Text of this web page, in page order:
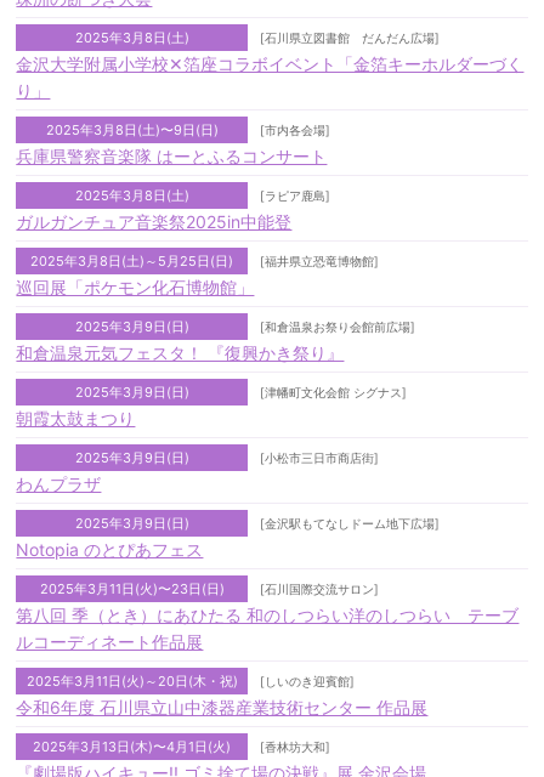
2025年3月8日(土) [石川県立図書館 だんだん広場]
金沢大学附属小学校✕箔座コラボイベント「金箔キーホルダーづく
り」
2025年3月8日(土)〜9日(日) [市内各会場]
兵庫県警察音楽隊 はーとふるコンサート
2025年3月8日(土) [ラピア鹿島]
ガルガンチュア音楽祭2025in中能登
2025年3月8日(土)～5月25日(日) [福井県立恐竜博物館]
巡回展「ポケモン化石博物館」
2025年3月9日(日) [和倉温泉お祭り会館前広場]
和倉温泉元気フェスタ！ 『復興かき祭り』
2025年3月9日(日) [津幡町文化会館 シグナス]
朝霞太鼓まつり
2025年3月9日(日) [小松市三日市商店街]
わんプラザ
2025年3月9日(日) [金沢駅もてなしドーム地下広場]
Notopia のとぴあフェス
2025年3月11日(火)〜23日(日) [石川国際交流サロン]
第八回 季（とき）にあひたる 和のしつらい洋のしつらい テーブ
ルコーディネート作品展
2025年3月11日(火)～20日(木・祝) [しいのき迎賓館]
令和6年度 石川県立山中漆器産業技術センター 作品展
2025年3月13日(木)〜4月1日(火) [香林坊大和]